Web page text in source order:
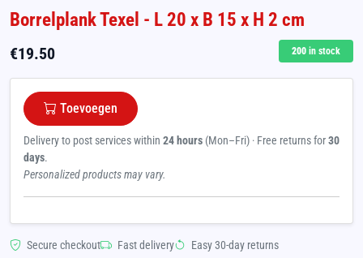
Borrelplank Texel - L 20 x B 15 x H 2 cm
€19.50 200 in stock
Toevoegen
Delivery to post services within 24 hours (Mon–Fri) · Free returns for30
days.
Personalized products may vary.
Secure checkout Fast delivery Easy 30-day returns